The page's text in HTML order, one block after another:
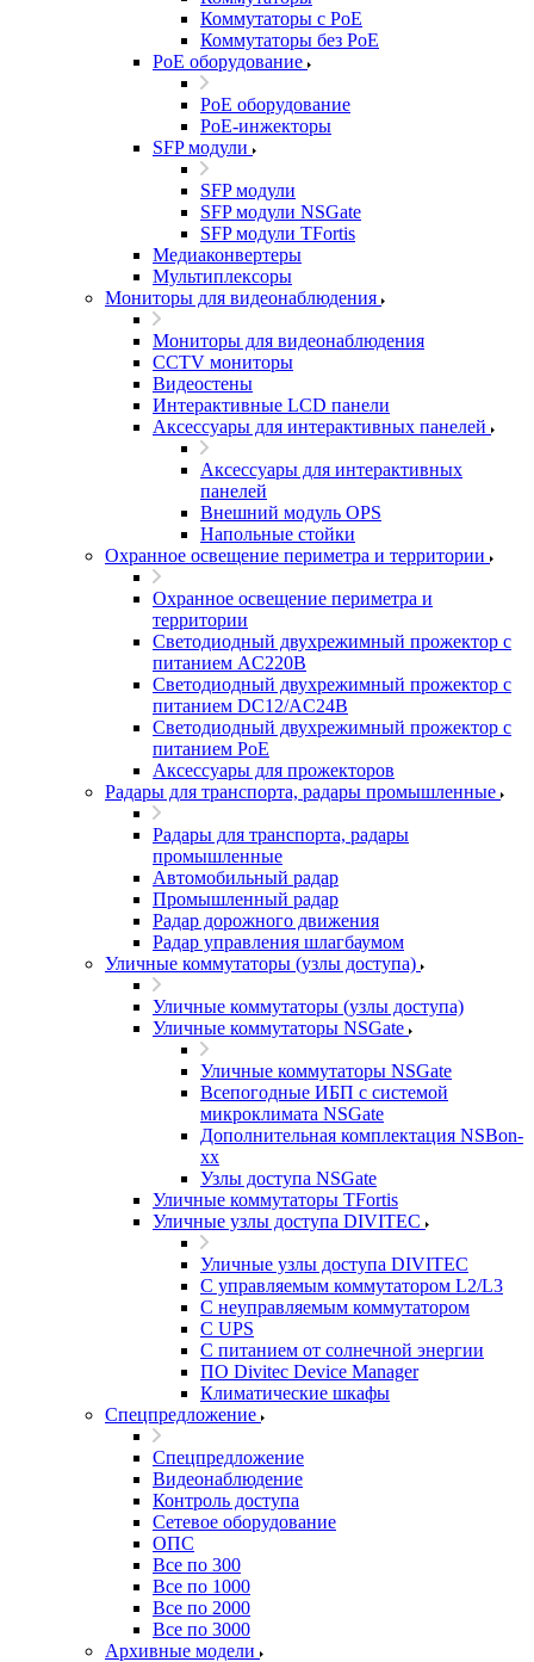
Коммутаторы с PoE
Коммутаторы без PoE
PoE оборудование
PoE оборудование
PoE-инжекторы
SFP модули
SFP модули
SFP модули NSGate
SFP модули TFortis
Медиаконвертеры
Мультиплексоры
Мониторы для видеонаблюдения
Мониторы для видеонаблюдения
CCTV мониторы
Видеостены
Интерактивные LCD панели
Аксессуары для интерактивных панелей
Аксессуары для интерактивных
панелей
Внешний модуль OPS
Напольные стойки
Охранное освещение периметра и территории
Охранное освещение периметра и
территории
Светодиодный двухрежимный прожектор с
питанием AC220В
Светодиодный двухрежимный прожектор с
питанием DC12/AC24В
Светодиодный двухрежимный прожектор с
питанием PoE
Аксессуары для прожекторов
Радары для транспорта, радары промышленные
Радары для транспорта, радары
промышленные
Автомобильный радар
Промышленный радар
Радар дорожного движения
Радар управления шлагбаумом
Уличные коммутаторы (узлы доступа)
Уличные коммутаторы (узлы доступа)
Уличные коммутаторы NSGate
Уличные коммутаторы NSGate
Всепогодные ИБП с системой
микроклимата NSGate
Дополнительная комплектация NSBon-
xx
Узлы доступа NSGate
Уличные коммутаторы TFortis
Уличные узлы доступа DIVITEC
Уличные узлы доступа DIVITEC
С управляемым коммутатором L2/L3
С неуправляемым коммутатором
С UPS
С питанием от солнечной энергии
ПО Divitec Device Manager
Климатические шкафы
Спецпредложение
Спецпредложение
Видеонаблюдение
Контроль доступа
Сетевое оборудование
ОПС
Все по 300
Все по 1000
Все по 2000
Все по 3000
Архивные модели